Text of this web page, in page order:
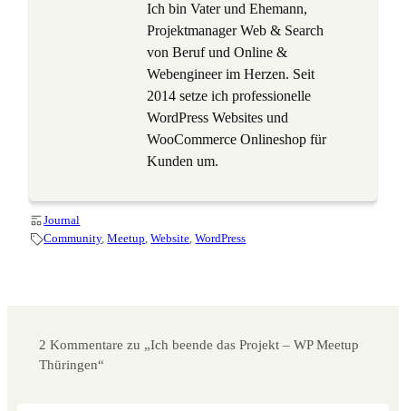
Ich bin Vater und Ehemann,
Projektmanager Web & Search
von Beruf und Online &
Webengineer im Herzen. Seit
2014 setze ich professionelle
WordPress Websites und
WooCommerce Onlineshop für
Kunden um.
Journal
Community, Meetup , Website , WordPress
2 Kommentare zu „Ich beende das Projekt – WP Meetup
Thüringen“